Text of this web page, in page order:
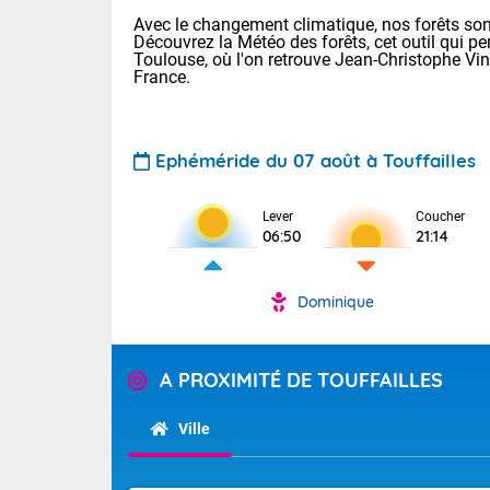
Avec le changement climatique, nos forêts
Découvrez la Météo des forêts, cet outil qui
Toulouse, où l'on retrouve Jean-Christophe
France.
Ephéméride du 07 août à Touffailles
Lever
06:50
Coucher
21:14
Dominique
A PROXIMITÉ DE TOUFFAILLES
Ville
Voici les
31 Lyon : 35
: 32 Nancy :
Très
donnent